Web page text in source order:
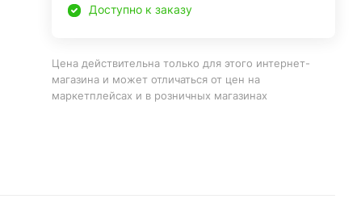
Доступно к заказу
Цена действительна только для этого интернет-
магазина и может отличаться от цен на
маркетплейсах и в розничных магазинах